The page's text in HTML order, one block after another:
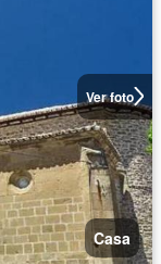
Ver foto
Casa